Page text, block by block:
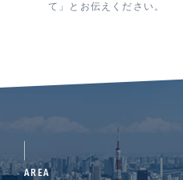
て」とお伝えください。
AREA